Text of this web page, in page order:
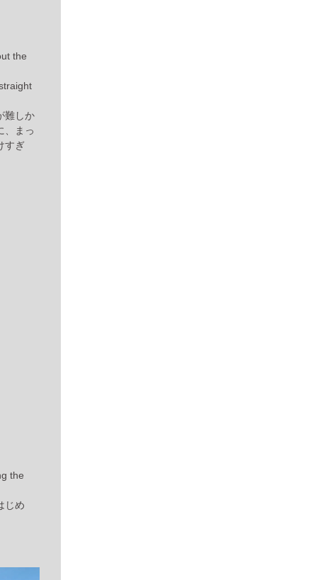
the
難しか
、まっ
すぎ
the
じめ